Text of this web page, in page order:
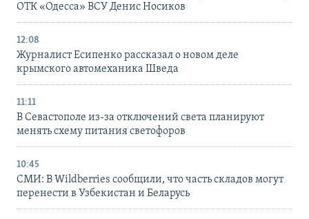
ОТК «Одесса» ВСУ Денис Носиков
12:08
Журналист Есипенко рассказал о новом деле
крымского автомеханика Шведа
11:11
В Севастополе из-за отключений света планируют
менять схему питания светофоров
10:45
СМИ: В Wildberries сообщили, что часть складов могут
перенести в Узбекистан и Беларусь